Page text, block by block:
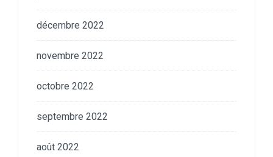
décembre 2022
novembre 2022
octobre 2022
septembre 2022
août 2022